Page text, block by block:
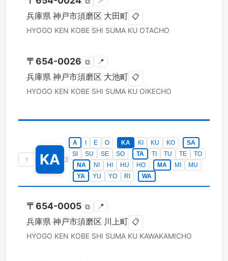
兵庫県 神戸市須磨区 大田町 📋
HYOGO KEN KOBE SHI SUMA KU OTACHO
〒654-0026 ⧉ 📍
兵庫県 神戸市須磨区 大池町 📋
HYOGO KEN KOBE SHI SUMA KU OIKECHO
↑ KA 3
A E O KA KI KU KO
SA
SI
SU SE SO TA TI TU TE
TO
NA
NI HI HU HO MA MI
MU
YA
YU YO RI WA
〒654-0005 ⧉ 📍
兵庫県 神戸市須磨区 川上町 📋
HYOGO KEN KOBE SHI SUMA KU KAWAKAMICHO